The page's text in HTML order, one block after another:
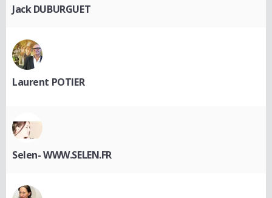
Jack DUBURGUET
Laurent POTIER
Selen- WWW.SELEN.FR